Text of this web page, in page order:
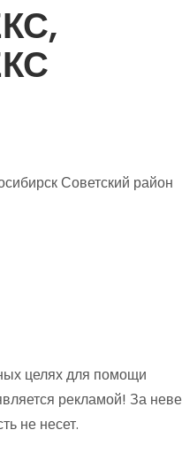
Советский район
целях для помощи
рекламой! За
не несет.